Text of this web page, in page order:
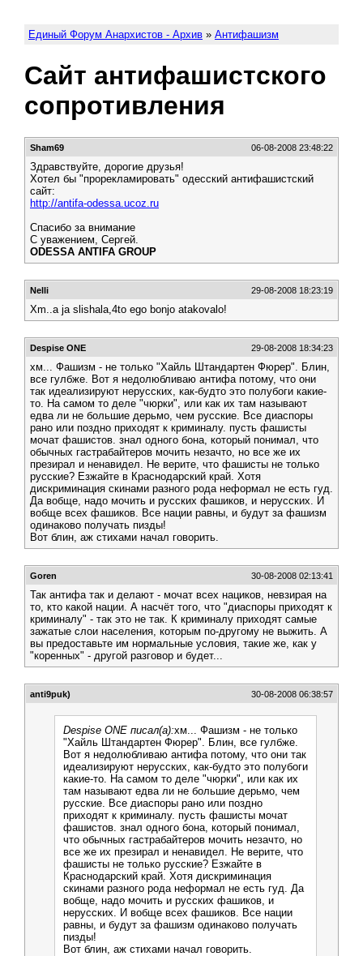
Единый Форум Анархистов - Архив » Антифашизм
Сайт антифашистского
сопротивления
Sham69 06-08-2008 23:48:22
Здравствуйте, дорогие друзья!
Хотел бы "прорекламировать" одесский антифашистский
сайт:
http://antifa-odessa.ucoz.ru
Спасибо за внимание
С уважением, Сергей.
ODESSA ANTIFA GROUP
Nelli 29-08-2008 18:23:19
Xm..a ja slishala,4to ego bonjo atakovalo!
Despise ONE 29-08-2008 18:34:23
хм... Фашизм - не только "Хайль Штандартен Фюрер". Блин,
все гулбже. Вот я недолюбливаю антифа потому, что они
так идеализируют нерусских, как-будто это полубоги какие-
то. На самом то деле "чюрки", или как их там называют
едва ли не большие дерьмо, чем русские. Все диаспоры
рано или поздно приходят к криминалу. пусть фашисты
мочат фашистов. знал одного бона, который понимал, что
обычных гастрабайтеров мочить незачто, но все же их
презирал и ненавидел. Не верите, что фашисты не только
русские? Езжайте в Краснодарский край. Хотя
дискриминация скинами разного рода неформал не есть гуд.
Да вобще, надо мочить и русских фашиков, и нерусских. И
вобще всех фашиков. Все нации равны, и будут за фашизм
одинаково получать пизды!
Вот блин, аж стихами начал говорить.
Goren 30-08-2008 02:13:41
Так антифа так и делают - мочат всех нациков, невзирая на
то, кто какой нации. А насчёт того, что "диаспоры приходят к
криминалу" - так это не так. К криминалу приходят самые
зажатые слои населения, которым по-другому не выжить. А
вы предоставьте им нормальные условия, такие же, как у
"коренных" - другой разговор и будет...
anti9puk) 30-08-2008 06:38:57
Despise ONE писал(а):хм... Фашизм - не только
"Хайль Штандартен Фюрер". Блин, все гулбже.
Вот я недолюбливаю антифа потому, что они так
идеализируют нерусских, как-будто это полубоги
какие-то. На самом то деле "чюрки", или как их
там называют едва ли не большие дерьмо, чем
русские. Все диаспоры рано или поздно
приходят к криминалу. пусть фашисты мочат
фашистов. знал одного бона, который понимал,
что обычных гастрабайтеров мочить незачто, но
все же их презирал и ненавидел. Не верите, что
фашисты не только русские? Езжайте в
Краснодарский край. Хотя дискриминация
скинами разного рода неформал не есть гуд. Да
вобще, надо мочить и русских фашиков, и
нерусских. И вобще всех фашиков. Все нации
равны, и будут за фашизм одинаково получать
пизды!
Вот блин, аж стихами начал говорить.